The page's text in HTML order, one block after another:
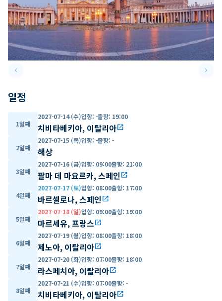
keyboard_arrow_leftPrevious slide keyboard_arrow_right
일정
1일째
2027-07-14 (수)입항: -출항: 19:00
치비타베키아, 이탈리아open_in_new
2일째
2027-07-15 (목)입항: -출항: -
해상
3일째
2027-07-16 (금)입항: 09:00출항: 21:00
팔마 데 마요르카, 스페인open_in_new
4일째
2027-07-17 (토)입항: 08:00출항: 17:00
바르셀로나, 스페인open_in_new
5일째
2027-07-18 (일)입항: 09:00출항: 19:00
마르세유, 프랑스open_in_new
6일째
2027-07-19 (월)입항: 08:00출항: 18:00
제노아, 이탈리아open_in_new
7일째
2027-07-20 (화)입항: 07:00출항: 18:00
라스페치아, 이탈리아open_in_new
8일째
2027-07-21 (수)입항: 07:00출항: -
치비타베키아, 이탈리아open_in_new